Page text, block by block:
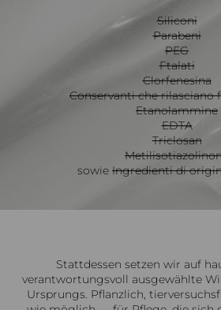
Siliconi
Parabeni
PEG
Ftalati
Clorfenesina
Conservanti che rilasciano
Etanolammine
EDTA
Triclosan
sowie Ingredienti di
Stattdessen setzen wir auf
verantwortungsvoll ausgewählte
Ursprungs. Pflanzlich,